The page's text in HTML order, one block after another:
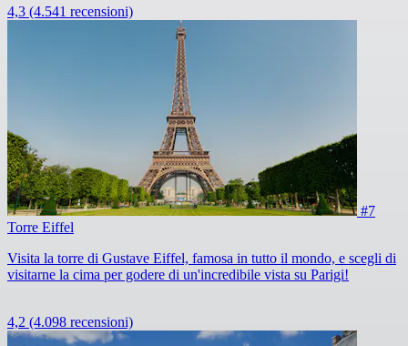
4,3 (4.541 recensioni)
#7
Torre Eiffel
Visita la torre di Gustave Eiffel, famosa in tutto il mondo, e scegli di
visitarne la cima per godere di un'incredibile vista su Parigi!
4,2 (4.098 recensioni)